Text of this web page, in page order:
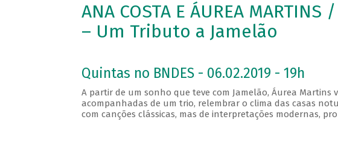
ANA COSTA E ÁUREA
– Um Tributo a Jamelão
Quintas no BNDES - 06.02.2019 - 19h
A partir de um sonho que teve com Jamelão, Áurea Martins
acompanhadas de um trio, relembrar o clima das casas
com canções clássicas, mas de interpretações modernas,